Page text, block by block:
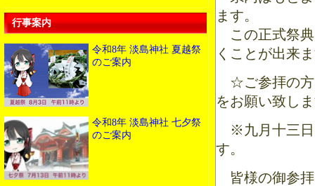
行事案内
令和8年 淡島神社 夏越祭
のご案内
令和8年 淡島神社 七夕祭
のご案内
ます。
この正式祭典
くことが出来
☆ご参拝の方
をお願い致し
※九月十三日
す。
皆様の御参拝